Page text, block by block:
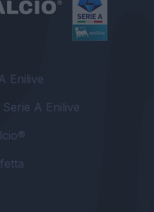
Enilive
A Enilive